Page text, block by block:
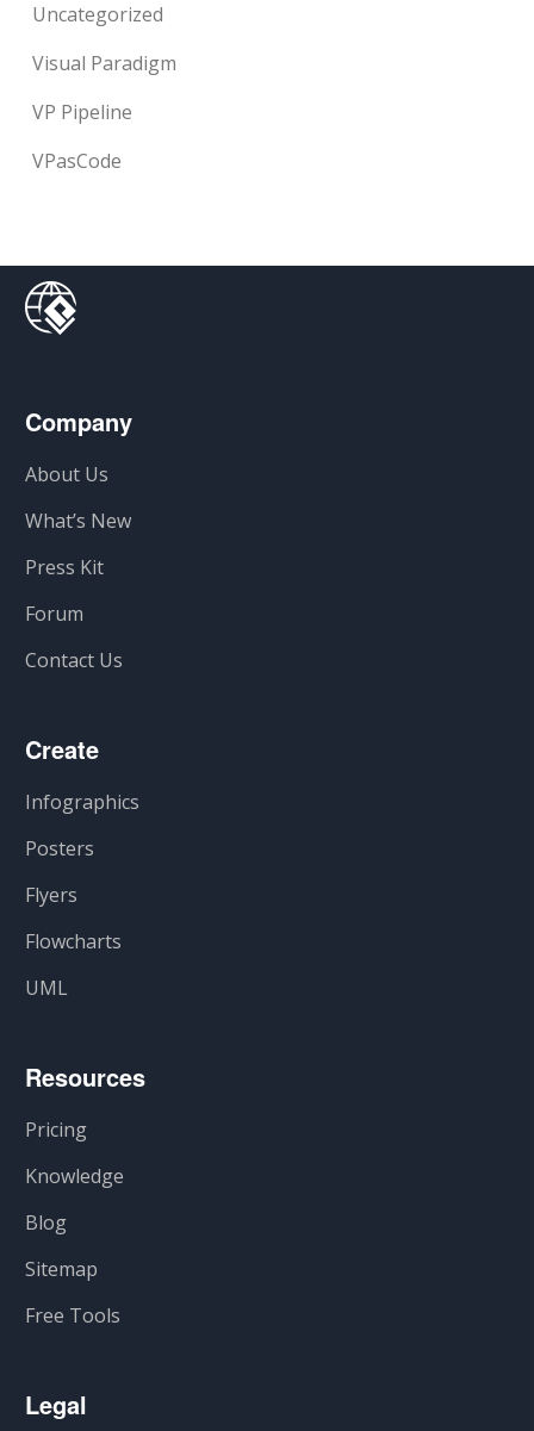
Uncategorized
Visual Paradigm
VP Pipeline
VPasCode
Company
About Us
What’s New
Press Kit
Forum
Contact Us
Create
Infographics
Posters
Flyers
Flowcharts
UML
Resources
Pricing
Knowledge
Blog
Sitemap
Free Tools
Legal